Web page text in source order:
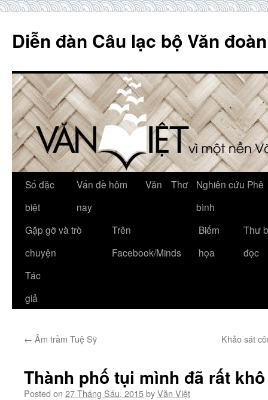
content
Diễn đàn Câu lạc bộ Văn
Số đặc
biệt
Vấn đề hôm
nay
Văn Thơ
Nghiên cứu Phê
bình
Gặp gỡ và trò
chuyện
Trên
Facebook/Minds
Biếm
họa
Thư
đọc
Tác
giả
← Âm trầm Tuệ Sỹ Khảo sát
Thành phố tụi mình đã rất
Posted on 27 Tháng Sáu, 2015byVăn Việt